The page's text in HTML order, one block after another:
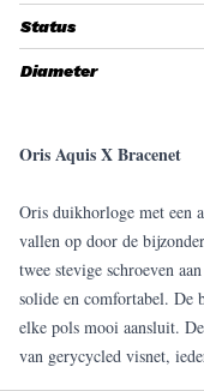
Status
Diameter
Oris Aquis X Bracenet
Oris duikhorloge met een
vallen op door de
twee stevige schroeven
solide en comfortabel. De
elke pols mooi aansluit.
van gerycycled visnet,